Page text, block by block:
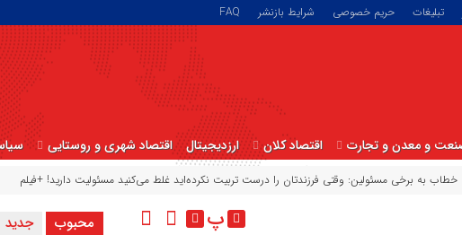
تبلیغات حریم خصوصی شرایط بازنشر FAQ
و معدن و تجارت اقتصاد کلان ارزدیجیتال اقتصاد شهری و روستایی
به برخی مسئولین: وقتی فرزندتان را درست تربیت نکرده‌اید غلط می‌کنید مسئولیت دارید! +فیلم
پ محبوب جدید